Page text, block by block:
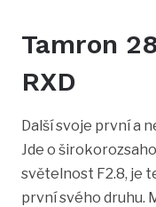
Tamron
RXD
Další svoje první a
Jde o
světelnost F2.8, je
první svého druhu.